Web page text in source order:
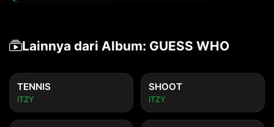
Lainnya dari Album: GUESS WHO
TENNIS
ITZY
SHOOT
ITZY